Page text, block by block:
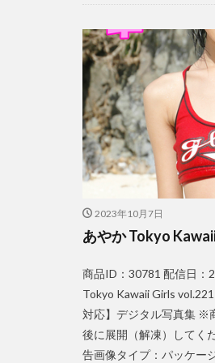
2023年10月7日
あやか Tokyo
商品ID：30781 配信日：
Tokyo Kawaii Girls
対応】デジタル写真集 ※
後に展開（解凍）してく
告画像タイプ：パッケー